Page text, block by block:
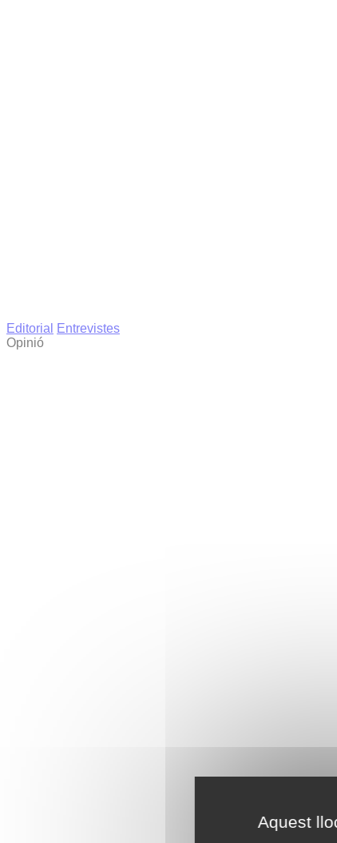
Aquest
Editorial
Entrevistes
Opinió